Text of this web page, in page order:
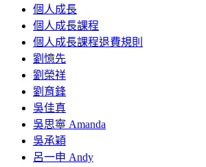
個人成長
個人成長課程
個人成長課程退費規則
劉憶先
劉榮祥
劉育鋒
吳佳真
吳思寧 Amanda
吳承穎
呂一申 Andy